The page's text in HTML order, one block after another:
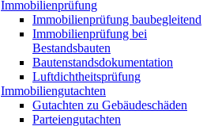
Immobilienprüfung
Immobilienprüfung baubegleitend
Immobilienprüfung bei
Bestandsbauten
Bautenstandsdokumentation
Luftdichtheitsprüfung
Immobiliengutachten
Gutachten zu Gebäudeschäden
Parteiengutachten